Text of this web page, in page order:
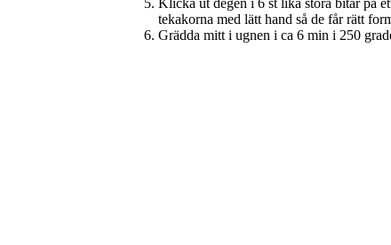
tekakorna med lätt hand så de får rätt
Grädda mitt i ugnen i ca 6 min i 250